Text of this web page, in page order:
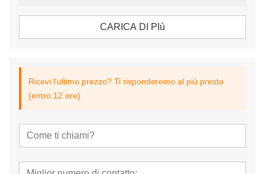
CARICA DI PIù
Ricevi l'ultimo prezzo? Ti risponderemo al più presto
(entro 12 ore)